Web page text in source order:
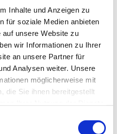
Inhalte und Anzeigen zu
für soziale Medien anbieten
unsere Website zu
wir Informationen zu Ihrer
an unsere Partner für
Analysen weiter. Unsere
möglicherweise mit
die Sie ihnen bereitgestellt
Oberhavel